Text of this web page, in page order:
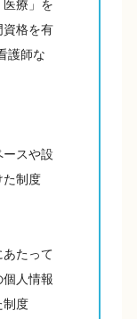
療」を
資格を有
護師な
スや設
た制度
たって
人情報
制度